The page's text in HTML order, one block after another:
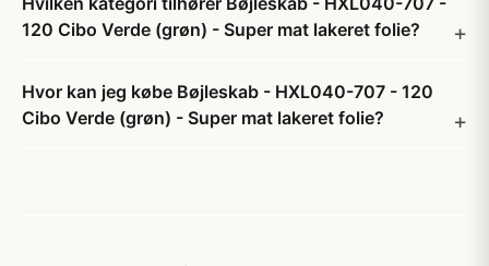
120 Cibo Verde (grøn) - Super mat lakeret folie?
Hvor kan jeg købe Bøjleskab - HXL040-707 - 120
Cibo Verde (grøn) - Super mat lakeret folie?